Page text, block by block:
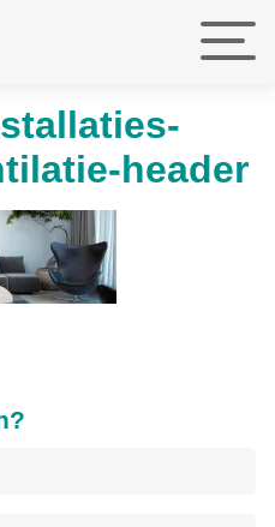
faefef
header